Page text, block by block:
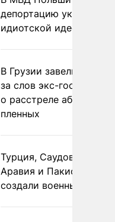
депортацию украинцев
идиотской идеей
В Грузии завели дело
за слов экс-
о расстреле абхазских
пленных
Турция, Саудовская
Аравия и Пакистан
создали военный союз